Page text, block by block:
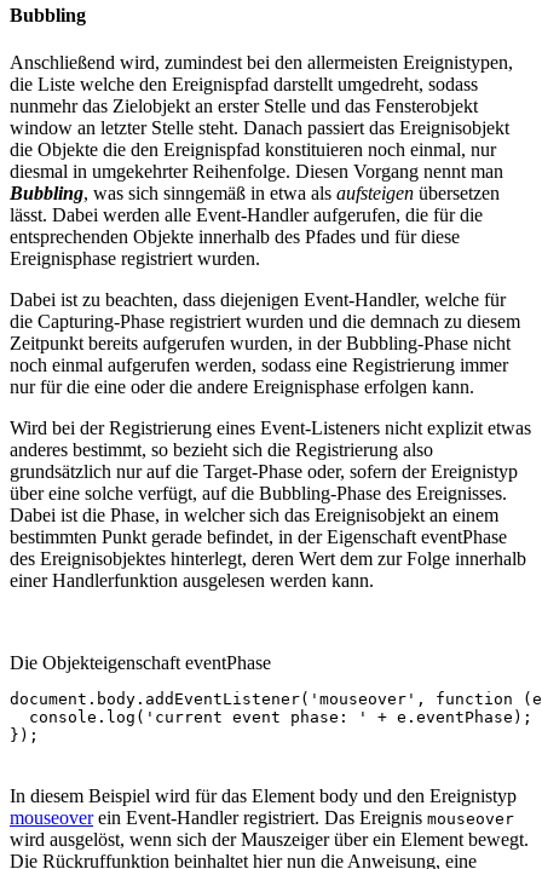
Bubbling
Anschließend wird, zumindest bei den allermeisten Ereignistypen,
die Liste welche den Ereignispfad darstellt umgedreht, sodass
nunmehr das Zielobjekt an erster Stelle und das Fensterobjekt
window an letzter Stelle steht. Danach passiert das Ereignisobjekt
die Objekte die den Ereignispfad konstituieren noch einmal, nur
diesmal in umgekehrter Reihenfolge. Diesen Vorgang nennt man
Bubbling, was sich sinngemäß in etwa als aufsteigen übersetzen
lässt. Dabei werden alle Event-Handler aufgerufen, die für die
entsprechenden Objekte innerhalb des Pfades und für diese
Ereignisphase registriert wurden.
Dabei ist zu beachten, dass diejenigen Event-Handler, welche für
die Capturing-Phase registriert wurden und die demnach zu diesem
Zeitpunkt bereits aufgerufen wurden, in der Bubbling-Phase nicht
noch einmal aufgerufen werden, sodass eine Registrierung immer
nur für die eine oder die andere Ereignisphase erfolgen kann.
Wird bei der Registrierung eines Event-Listeners nicht explizit etwas
anderes bestimmt, so bezieht sich die Registrierung also
grundsätzlich nur auf die Target-Phase oder, sofern der Ereignistyp
über eine solche verfügt, auf die Bubbling-Phase des Ereignisses.
Dabei ist die Phase, in welcher sich das Ereignisobjekt an einem
bestimmten Punkt gerade befindet, in der Eigenschaft eventPhase
des Ereignisobjektes hinterlegt, deren Wert dem zur Folge innerhalb
einer Handlerfunktion ausgelesen werden kann.
Die Objekteigenschaft eventPhase
document . body . addEventListener( 'mouseover' , function ( e
console . log ( 'current event phase: ' + e . eventPhase );
});
In diesem Beispiel wird für das Element body und den Ereignistyp
mouseoverein Event-Handler registriert. Das Ereignis mouseover
wird ausgelöst, wenn sich der Mauszeiger über ein Element bewegt.
Die Rückruffunktion beinhaltet hier nun die Anweisung, eine